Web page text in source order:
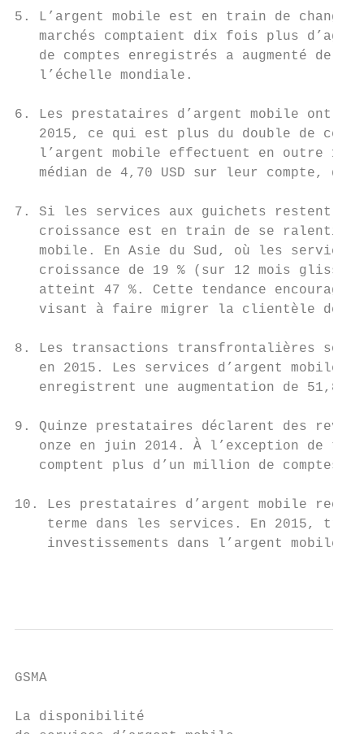
5. L’argent mobile est en train de
marchés comptaient dix fois plus
de comptes enregistrés a augmenté de
   l’échelle mondiale.
6. Les prestataires d’argent mobile ont
2015, ce qui est plus du double de ce
l’argent mobile effectuent en outre
médian de 4,70 USD sur leur compte,
7. Si les services aux guichets restent un
croissance est en train de se ralentir
mobile. En Asie du Sud, où les
croissance de 19 % (sur 12 mois
atteint 47 %. Cette tendance
visant à faire migrer la clientèle des
8. Les transactions transfrontalières
en 2015. Les services d’argent mobile
enregistrent une augmentation de 51,8 %
9. Quinze prestataires déclarent des
onze en juin 2014. À l’exception de
comptent plus d’un million de comptes
10. Les prestataires d’argent mobile
terme dans les services. En 2015,
investissements dans l’argent mobile
GSMA
La disponibilité